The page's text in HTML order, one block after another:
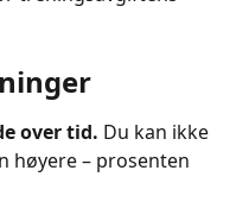
over tid. Du kan ikke
høyere – prosenten